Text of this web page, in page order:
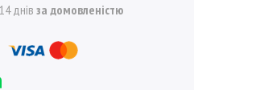
днів за домовленістю